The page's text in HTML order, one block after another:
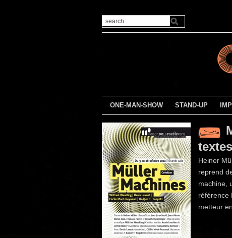
ONE-MAN-SHOW STAND-UP
Heiner
reprend
machine,
référence
metteur